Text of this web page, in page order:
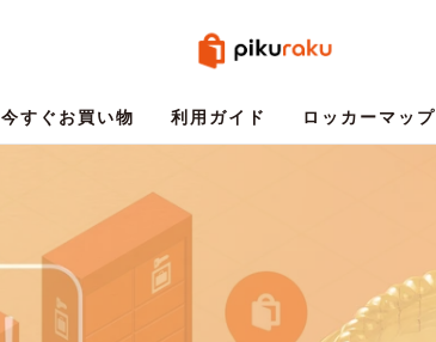
今すぐお買い物 利用ガイド ロッカーマップ